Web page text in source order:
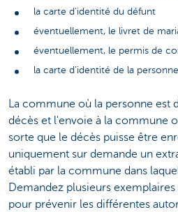
la carte d'identité du défunt
éventuellement, le livret de
éventuellement, le permis de
la carte d'identité de la
La commune où la personne est
décès et l'envoie à la commune
sorte que le décès puisse être
uniquement sur demande un
établi par la commune dans
Demandez plusieurs
pour prévenir les différentes